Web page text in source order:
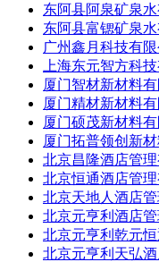
东阿县阿泉矿泉水
东阿县富锶矿泉水
广州鑫月科技有限
上海东元智方科
厦门智材新材料有
厦门精材新材料有
厦门硕茂新材料有
厦门拓普领创新
北京昌隆酒店管理
北京恒通酒店管理
北京天地人酒店管
北京元亨利酒店管
北京元亨利乾元
北京元亨利天弘